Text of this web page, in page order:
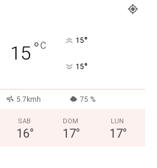
15 °C 15°
15°
5.7kmh 75 %
SAB
16°
DOM
17°
LUN
17°